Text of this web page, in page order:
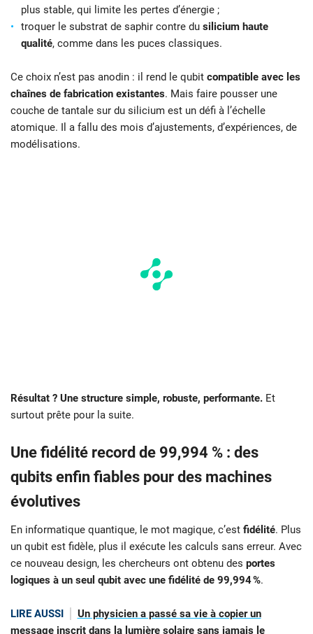
plus stable, qui limite les pertes d’énergie ;
troquer le substrat de saphir contre du silicium haute
qualité, comme dans les puces classiques.
Ce choix n’est pas anodin : il rend le qubit compatible avec les
chaînes de fabrication existantes. Mais faire pousser une
couche de tantale sur du silicium est un défi à l’échelle
atomique. Il a fallu des mois d’ajustements, d’expériences, de
modélisations.
Résultat ? Une structure simple, robuste, performante. Et
surtout prête pour la suite.
Une fidélité record de 99,994 % : des
qubits enfin fiables pour des machines
évolutives
En informatique quantique, le mot magique, c’est fidélité. Plus
un qubit est fidèle, plus il exécute les calculs sans erreur. Avec
ce nouveau design, les chercheurs ont obtenu des portes
logiques à un seul qubit avec une fidélité de 99,994 %.
LIRE AUSSI
Un physicien a passé sa vie à copier un
message inscrit dans la lumière solaire sans jamais le